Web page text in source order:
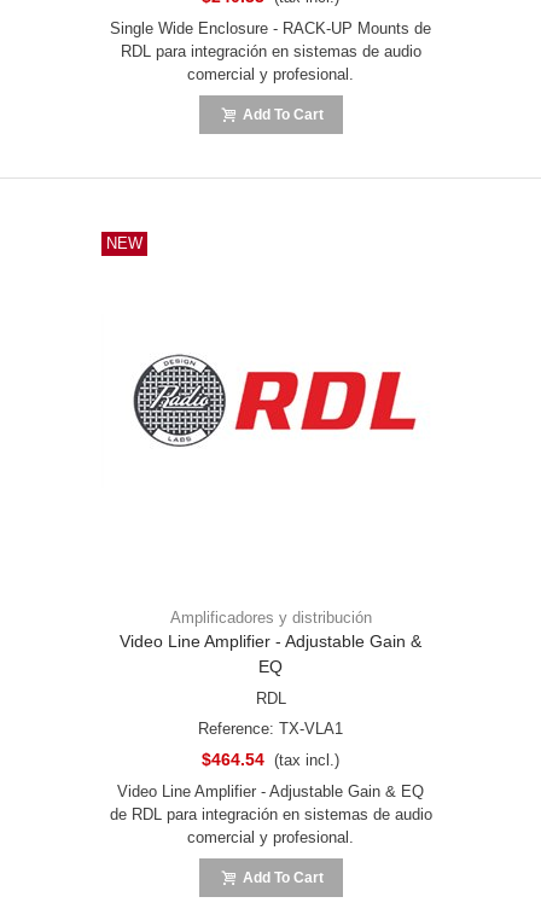
Single Wide Enclosure - RACK-UP Mounts de
RDL para integración en sistemas de audio
comercial y profesional.
Add To Cart
NEW
Amplificadores y distribución
Video Line Amplifier - Adjustable Gain &
EQ
RDL
Reference: TX-VLA1
$464.54 (tax incl.)
Video Line Amplifier - Adjustable Gain & EQ
de RDL para integración en sistemas de audio
comercial y profesional.
Add To Cart